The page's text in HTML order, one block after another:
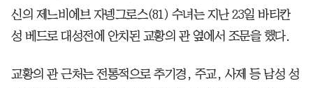
신의 제느비에브 자넹그로스(81) 수녀는 지난 23일 바티칸
성 베드로 대성전에 안치된 교황의 관 옆에서 조문을 했다.
교황의 관 근처는 전통적으로 추기경, 주교, 사제 등 남성 성